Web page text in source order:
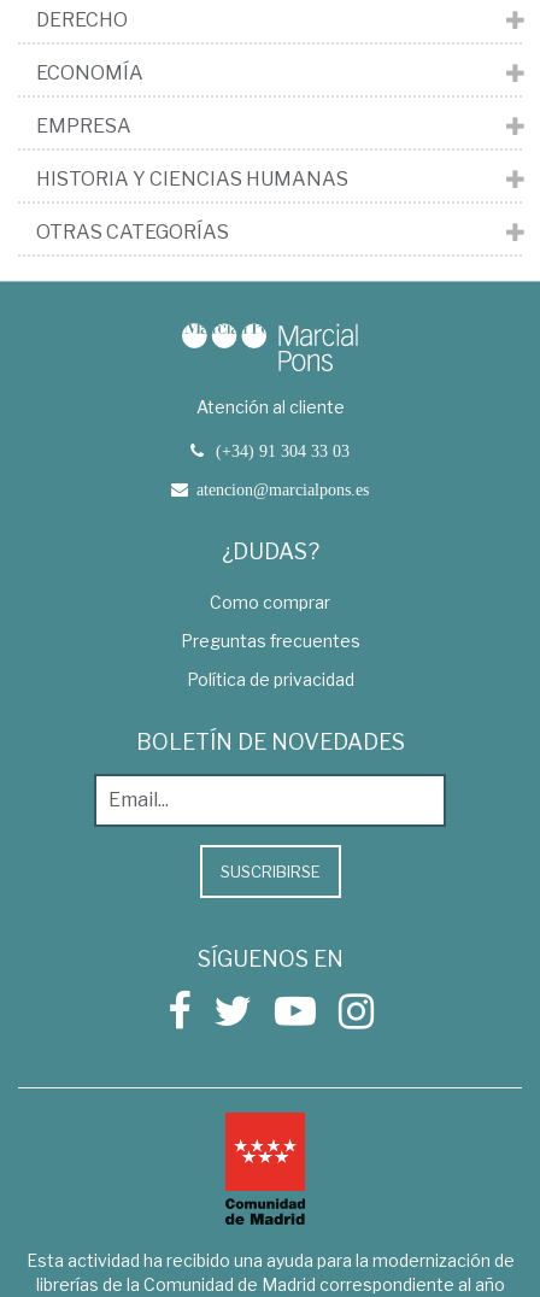
DERECHO
ECONOMÍA
EMPRESA
HISTORIA Y CIENCIAS HUMANAS
OTRAS CATEGORÍAS
Atención al cliente
(+34) 91 304 33 03
atencion@marcialpons.es
¿DUDAS?
Como comprar
Preguntas frecuentes
Política de privacidad
BOLETÍN DE NOVEDADES
SUSCRIBIRSE
SÍGUENOS EN
Esta actividad ha recibido una ayuda para la modernización de
librerías de la Comunidad de Madrid correspondiente al año